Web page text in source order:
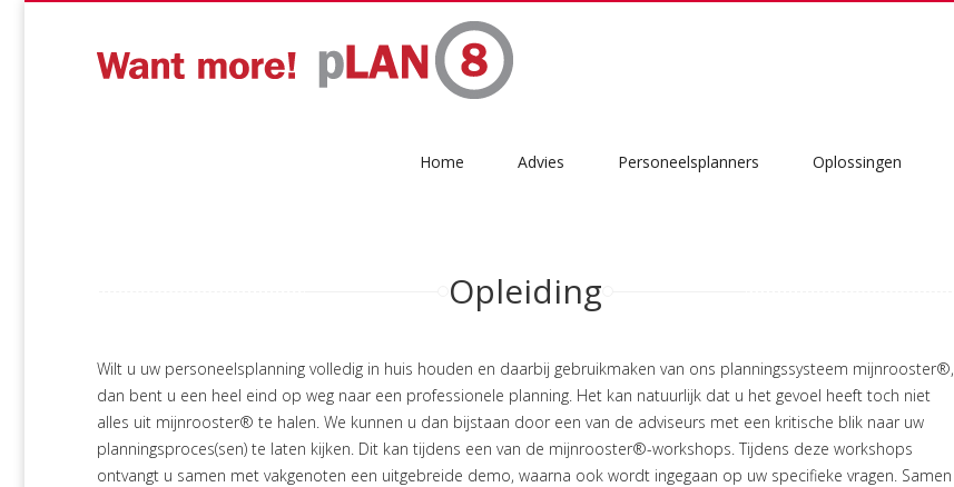
Home Advies Personeelsplanners Oplossingen
Opleiding
Wilt u uw personeelsplanning volledig in huis houden en daarbij gebruikmaken van ons planningssysteem mijnrooster®,
dan bent u een heel eind op weg naar een professionele planning. Het kan natuurlijk dat u het gevoel heeft toch niet
alles uit mijnrooster® te halen. We kunnen u dan bijstaan door een van de adviseurs met een kritische blik naar uw
planningsproces(sen) te laten kijken. Dit kan tijdens een van de mijnrooster®-workshops. Tijdens deze workshops
ontvangt u samen met vakgenoten een uitgebreide demo, waarna ook wordt ingegaan op uw specifieke vragen. Samen